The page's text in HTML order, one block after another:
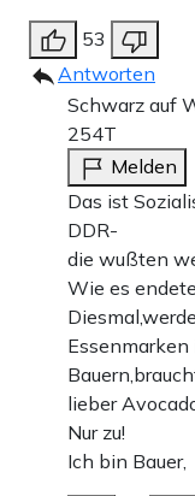
53
Antworten
Schwarz auf
254T
Melden
Das ist
DDR-
die wußten
Wie es
Essenmarken
lieber
Nur zu!
Ich bin Bauer,